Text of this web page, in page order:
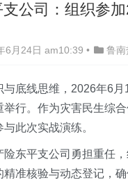
公司：组织参
6月24日 am10:39 • 鲁南
与底线思维，2026年6
举行。作为灾害民生综
此次实战演练。
险东平支公司勇担重任
精准核验与动态登记，